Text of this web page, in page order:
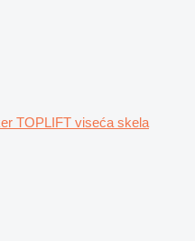
TOPLIFT viseća skela